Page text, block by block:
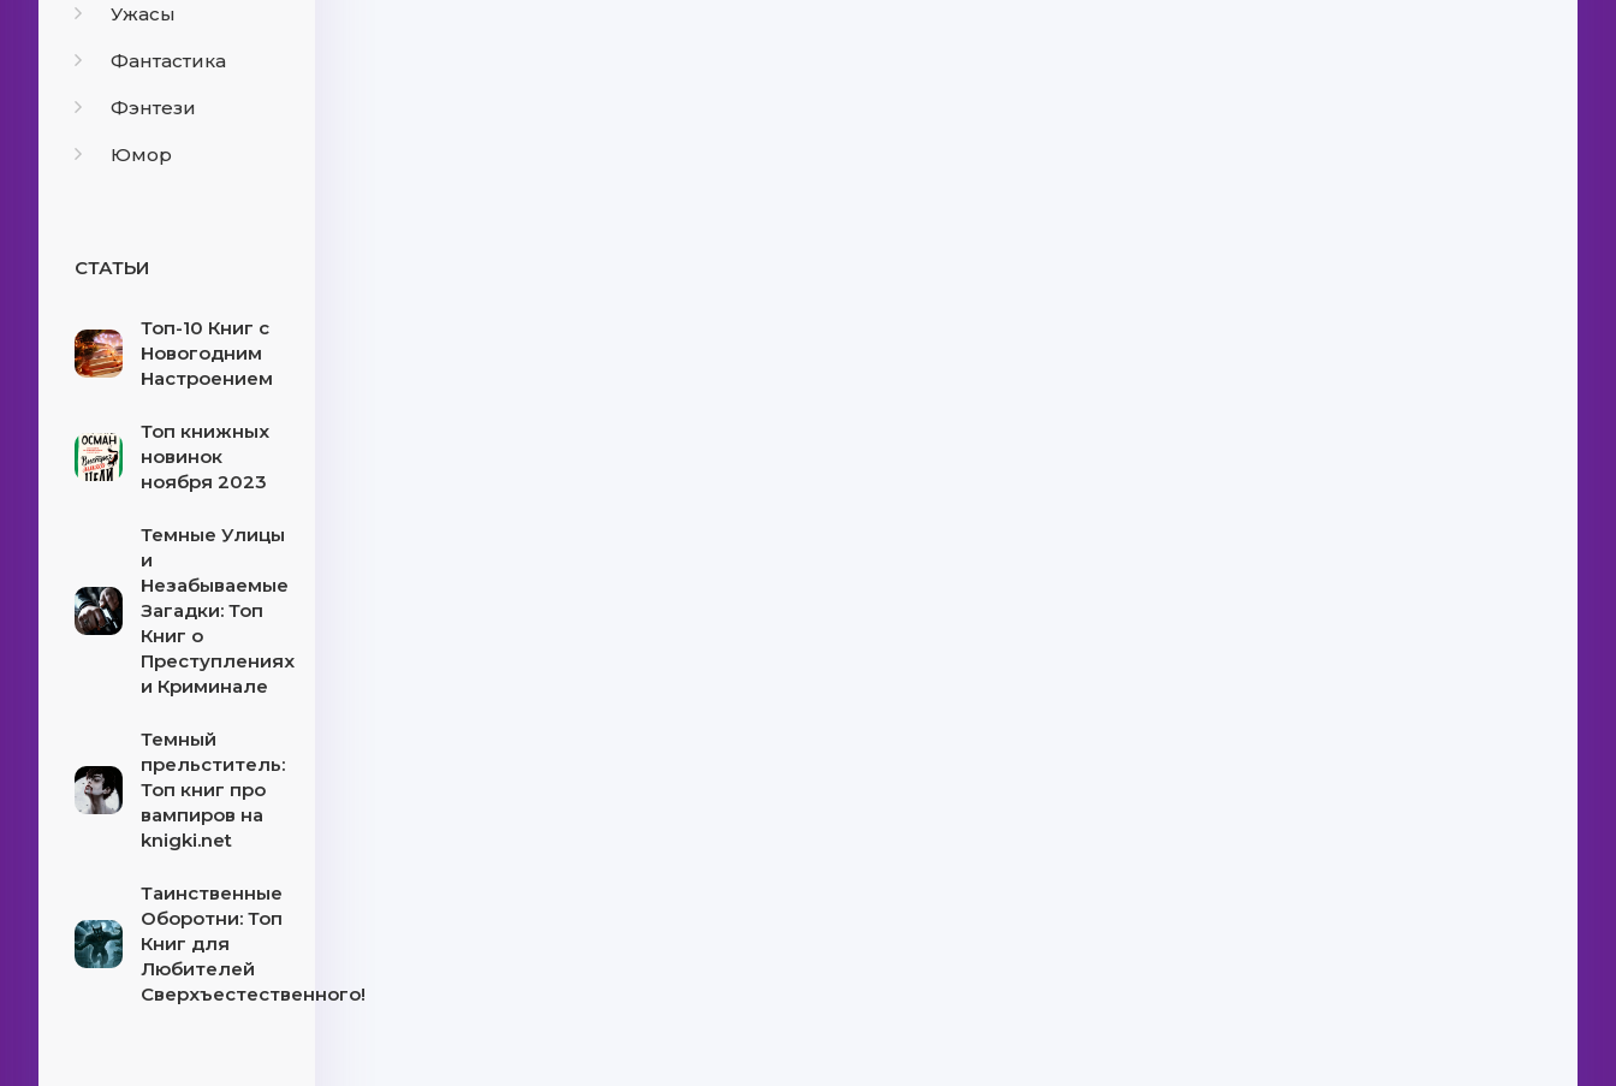
Ужасы
Фантастика
Фэнтези
Юмор
СТАТЬИ
Топ-10 Книг с
Новогодним
Настроением
Топ книжных
новинок
ноября 2023
Темные Улицы
и
Незабываемые
Загадки: Топ
Книг о
Преступлениях
и Криминале
Темный
прельститель:
Топ книг про
вампиров на
knigki.net
Таинственные
Оборотни: Топ
Книг для
Любителей
Сверхъестественного!